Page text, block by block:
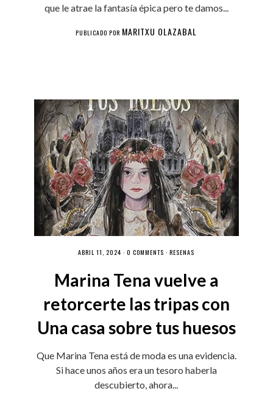
que le atrae la fantasía épica pero te damos...
PUBLICADO POR MARITXU OLAZABAL
ABRIL 11, 2024 ·0 COMMENTS ·RESEÑAS
Marina Tena vuelve a
retorcerte las tripas con
Una casa sobre tus huesos
Que Marina Tena está de moda es una evidencia.
Si hace unos años era un tesoro haberla
descubierto, ahora...